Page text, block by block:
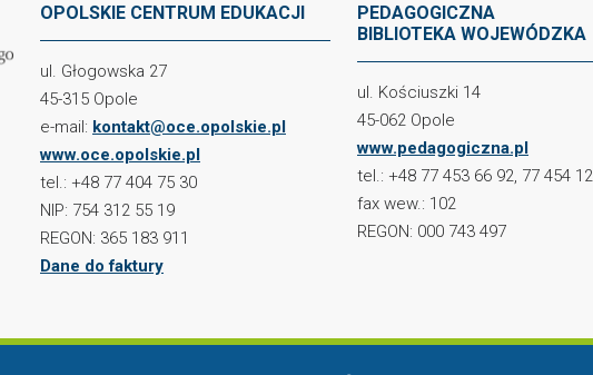
OPOLSKIE CENTRUM EDUKACJI
ul. Głogowska 27
45-315 Opole
e-mail: kontakt@oce.opolskie.pl
www.oce.opolskie.pl
tel.: +48 77 404 75 30
NIP: 754 312 55 19
REGON: 365 183 911
Dane do faktury
PEDAGOGICZNA
BIBLIOTEKA WOJEWÓDZKA
ul. Kościuszki 14
45-062 Opole
www.pedagogiczna.pl
tel.: +48 77 453 66 92, 77 454
fax wew.: 102
REGON: 000 743 497